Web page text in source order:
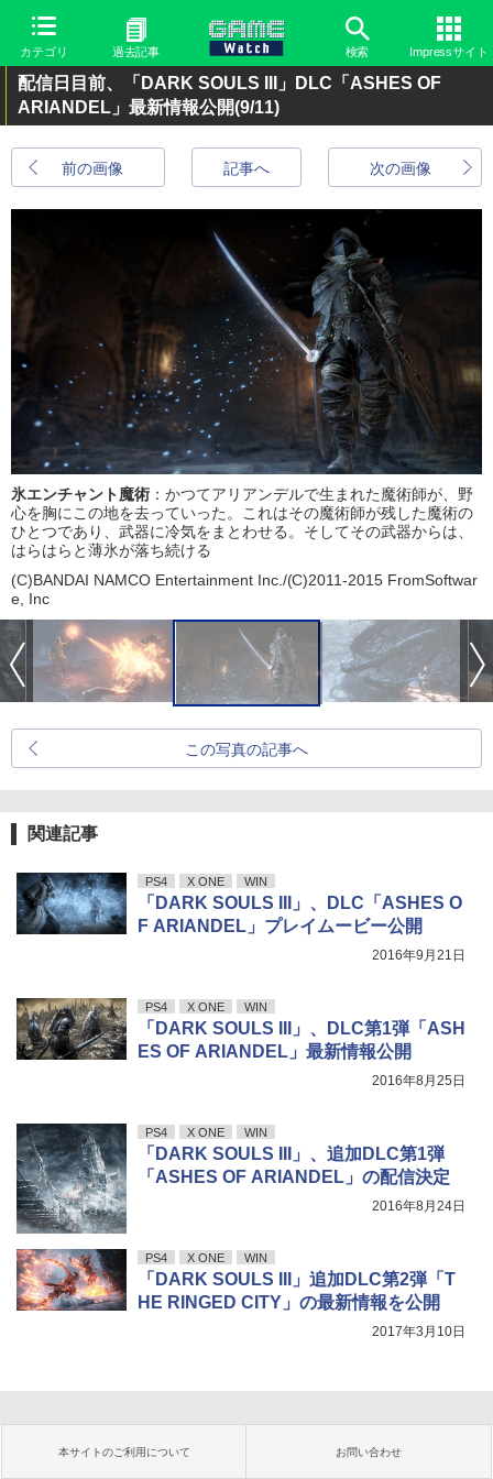
カテゴリ 過去記事 検索 Impressサイト
配信日目前、「DARK SOULS III」DLC「ASHES OF
ARIANDEL」最新情報公開(9/11)
前の画像 次の画像
記事へ
氷エンチャント魔術：かつてアリアンデルで生まれた魔術師が、野
心を胸にこの地を去っていった。これはその魔術師が残した魔術の
ひとつであり、武器に冷気をまとわせる。そしてその武器からは、
はらはらと薄氷が落ち続ける
(C)BANDAI NAMCO Entertainment Inc./(C)2011-2015 FromSoftwar
e, Inc
この写真の記事へ
関連記事
PS4 X ONE WIN
「DARK SOULS III」、DLC「ASHES O
F ARIANDEL」プレイムービー公開
2016年9月21日
PS4 X ONE WIN
「DARK SOULS III」、DLC第1弾「ASH
ES OF ARIANDEL」最新情報公開
2016年8月25日
PS4 X ONE WIN
「DARK SOULS III」、追加DLC第1弾
「ASHES OF ARIANDEL」の配信決定
2016年8月24日
PS4 X ONE WIN
「DARK SOULS III」追加DLC第2弾「T
HE RINGED CITY」の最新情報を公開
2017年3月10日
本サイトのご利用について お問い合わせ